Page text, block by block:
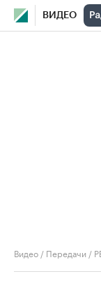
ВИДЕО
Видео / Передачи /